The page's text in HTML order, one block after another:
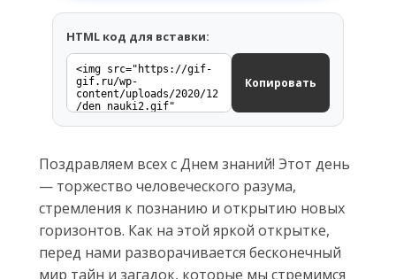
HTML код для вставки:
Копировать
Поздравляем всех с Днем знаний! Этот день
— торжество человеческого разума,
стремления к познанию и открытию новых
горизонтов. Как на этой яркой открытке,
перед нами разворачивается бесконечный
мир тайн и загадок, которые мы стремимся